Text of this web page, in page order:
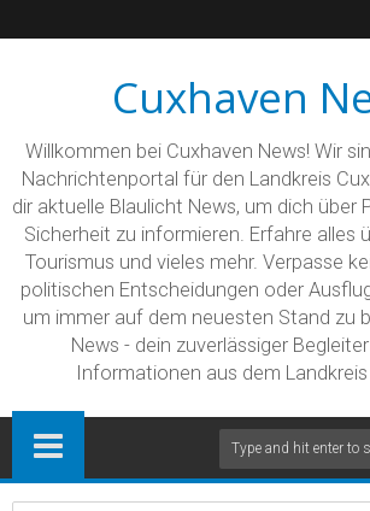
Cuxhaven
Willkommen bei Cuxhaven News! Wir
Nachrichtenportal für den Landkreis
dir aktuelle Blaulicht News, um dich über
Sicherheit zu informieren. Erfahre alles
Tourismus und vieles mehr. Verpasse
politischen Entscheidungen oder
um immer auf dem neuesten Stand zu
News - dein zuverlässiger
Informationen aus dem